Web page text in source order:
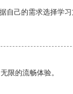
自己的需求选择学
限的流畅体验。